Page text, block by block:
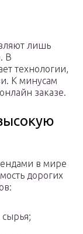
лишь
В
технологии,
К минусам
заказе.
в мире
дорогих
сырья;